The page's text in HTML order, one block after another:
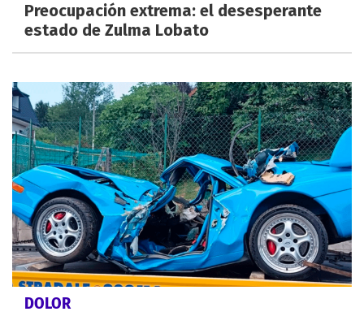
Preocupación extrema: el desesperante
estado de Zulma Lobato
DOLOR